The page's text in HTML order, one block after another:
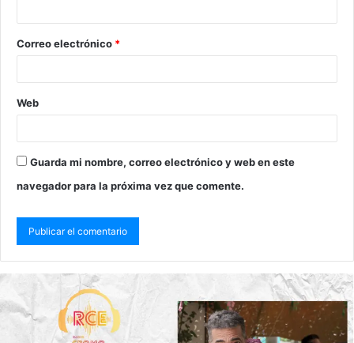
Correo electrónico *
Web
Guarda mi nombre, correo electrónico y web en este
navegador para la próxima vez que comente.